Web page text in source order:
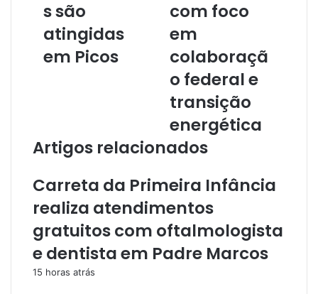
s são
atingidas
em Picos
com foco
em
colaboraçã
o federal e
transição
energética
Artigos relacionados
Carreta da Primeira Infância
realiza atendimentos
gratuitos com oftalmologista
e dentista em Padre Marcos
15 horas atrás